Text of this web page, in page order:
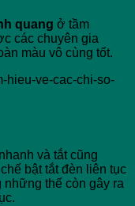
quang ở tầm
các chuyên gia
màu vô cùng tốt.
hieu-ve-cac-chi-so-
và tắt cũng
bật tắt đèn liên tục
những thế còn gây ra